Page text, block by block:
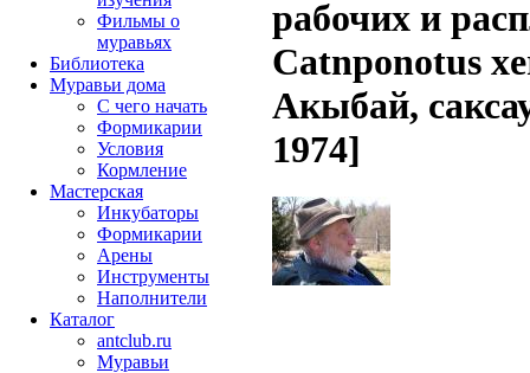
рабочих и
Catnponotus
Акыбай,
1974]
Фильмы о
муравьях
Библиотека
Муравьи дома
С чего начать
Формикарии
Условия
Кормление
Мастерская
Инкубаторы
Формикарии
Арены
Инструменты
Наполнители
Каталог
antclub.ru
Муравьи